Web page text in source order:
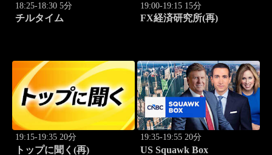
18:25-18:30 5分
チルタイム
19:00-19:15 15分
FX経済研究所(再)
19:15-19:35 20分
トップに聞く(再)
19:35-19:55 20分
US Squawk Box